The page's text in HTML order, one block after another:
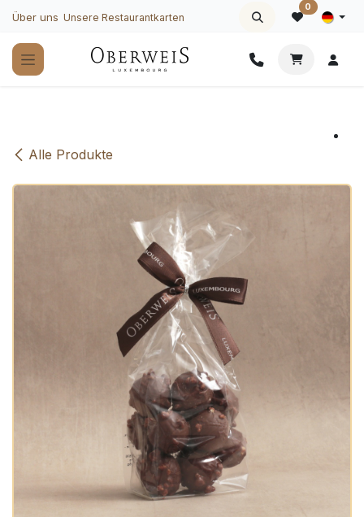
Zum Inhalt springen
Über uns Unsere Restaurantkarten
0
Alle Produkte